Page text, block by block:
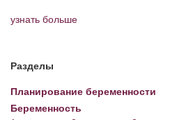
узнать больше
Разделы
Планирование беременности
Беременность